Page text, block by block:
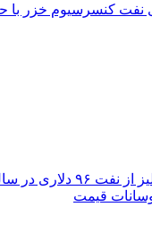
نفت کنسرسیوم خزر با
قیمت